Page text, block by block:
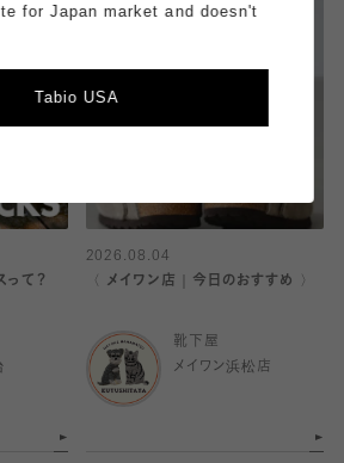
て？
2026.08.04
〈 メイワン店｜今日のおすすめ 〉
靴下屋
メイワン浜松店
for Japan market and doesn't
Tabio USA